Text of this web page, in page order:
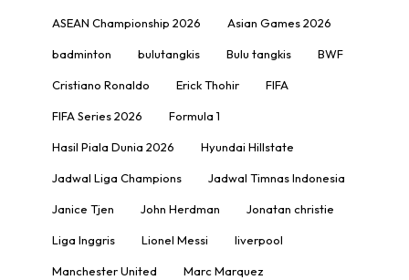
ASEAN Championship 2026 Asian Games 2026
badminton bulutangkis Bulu tangkis BWF
Cristiano Ronaldo Erick Thohir FIFA
FIFA Series 2026 Formula 1
Hasil Piala Dunia 2026 Hyundai Hillstate
Jadwal Liga Champions Jadwal Timnas Indonesia
Janice Tjen John Herdman Jonatan christie
Liga Inggris Lionel Messi liverpool
Manchester United Marc Marquez